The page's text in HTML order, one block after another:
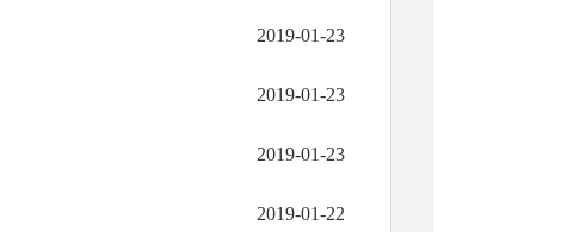
2019-01-23
2019-01-23
2019-01-23
2019-01-22